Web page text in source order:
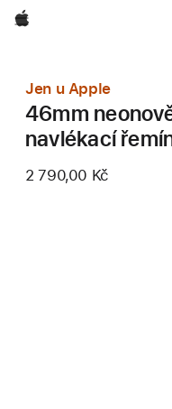
Apple
Jen u Apple
46mm
navlékací
2 790,00 Kč